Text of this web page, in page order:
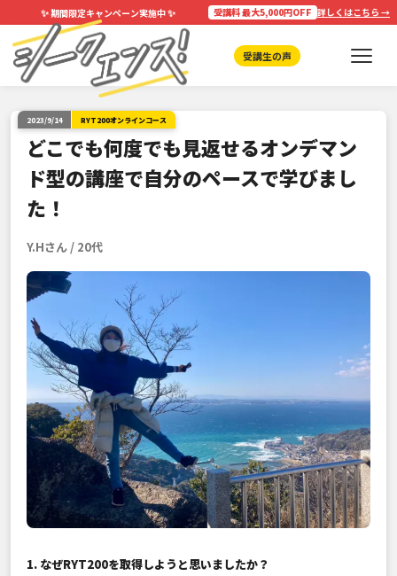
✨期間限定キャンペーン実施中✨ 受講料 最大5,000円OFF 詳しくはこちら →
受講生の声
2023/9/14 RYT200オンラインコース
どこでも何度でも見返せるオンデマン
ド型の講座で自分のペースで学びまし
た！
Y.Hさん / 20代
1. なぜRYT200を取得しようと思いましたか？